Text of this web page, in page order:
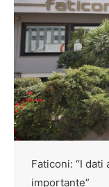
Faticoni: “I
importante”